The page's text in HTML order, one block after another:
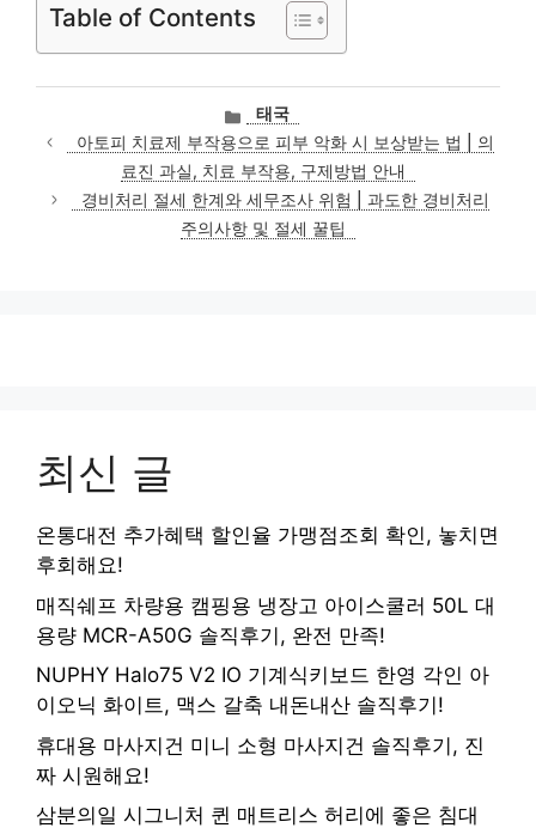
Table of Contents
카
테
고
리
태국
아토피 치료제 부작용으로 피부 악화 시 보상받는 법 | 의
료진 과실, 치료 부작용, 구제방법 안내
경비처리 절세 한계와 세무조사 위험 | 과도한 경비처리
주의사항 및 절세 꿀팁
최신 글
온통대전 추가혜택 할인율 가맹점조회 확인, 놓치면
후회해요!
매직쉐프 차량용 캠핑용 냉장고 아이스쿨러 50L 대
용량 MCR-A50G 솔직후기, 완전 만족!
NUPHY Halo75 V2 IO 기계식키보드 한영 각인 아
이오닉 화이트, 맥스 갈축 내돈내산 솔직후기!
휴대용 마사지건 미니 소형 마사지건 솔직후기, 진
짜 시원해요!
삼분의일 시그니처 퀸 매트리스 허리에 좋은 침대